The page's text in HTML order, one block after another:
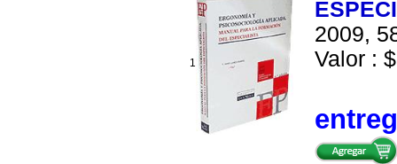
1
2009,
Valor :